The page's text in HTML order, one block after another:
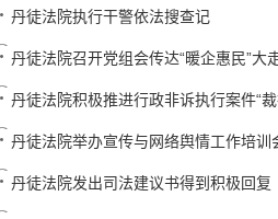
丹徒法院执行干警依法搜查记
丹徒法院召开党组会传达“暖企惠民”大
丹徒法院积极推进行政非诉执行案件“
丹徒法院举办宣传与网络舆情工作培训
丹徒法院发出司法建议书得到积极回复